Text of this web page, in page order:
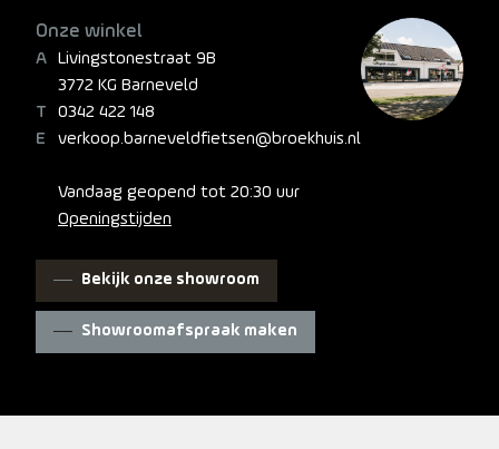
Onze winkel
Livingstonestraat 9B
3772 KG Barneveld
0342 422 148
verkoop.barneveldfietsen@broekhuis.nl
Vandaag geopend tot 20:30 uur
Openingstijden
Bekijk onze showroom
Showroomafspraak maken